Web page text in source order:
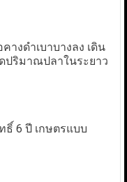
งดำเบาบางลง เดิน
ปริมาณปลาในระยาว
ธิ์ 6 ปี เกษตรแบบ